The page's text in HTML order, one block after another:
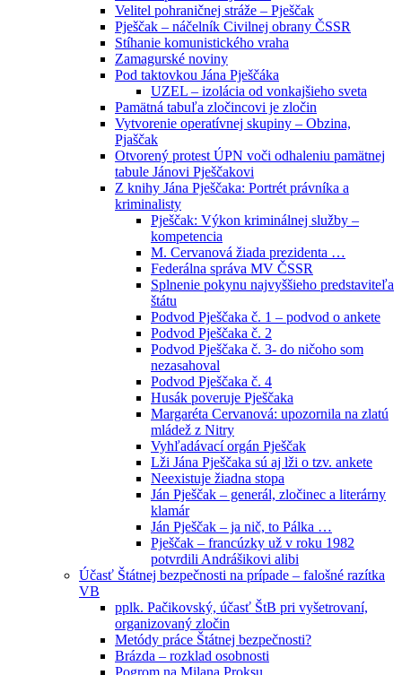
Velitel pohraničnej stráže – Pješčak
Pješčak – náčelník Civilnej obrany ČSSR
Stíhanie komunistického vraha
Zamagurské noviny
Pod taktovkou Jána Pješčáka
UZEL – izolácia od vonkajšieho sveta
Pamätná tabuľa zločincovi je zločin
Vytvorenie operatívnej skupiny – Obzina,
Pjaščak
Otvorený protest ÚPN voči odhaleniu pamätnej
tabule Jánovi Pješčakovi
Z knihy Jána Pješčaka: Portrét právníka a
kriminalisty
Pješčak: Výkon kriminálnej služby –
kompetencia
M. Cervanová žiada prezidenta …
Federálna správa MV ČSSR
Splnenie pokynu najvyššieho predstaviteľa
štátu
Podvod Pješčaka č. 1 – podvod o ankete
Podvod Pješčaka č. 2
Podvod Pješčaka č. 3- do ničoho som
nezasahoval
Podvod Pješčaka č. 4
Husák poveruje Pješčaka
Margaréta Cervanová: upozornila na zlatú
mládež z Nitry
Vyhľadávací orgán Pješčak
Lži Jána Pješčaka sú aj lži o tzv. ankete
Neexistuje žiadna stopa
Ján Pješčak – generál, zločinec a literárny
klamár
Ján Pješčak – ja nič, to Pálka …
Pješčak – francúzky už v roku 1982
potvrdili Andrášikovi alibi
Účasť Štátnej bezpečnosti na prípade – falošné razítka
VB
pplk. Pačikovský, účasť ŠtB pri vyšetrovaní,
organizovaný zločin
Metódy práce Štátnej bezpečnosti?
Brázda – rozklad osobnosti
Pogrom na Milana Proksu